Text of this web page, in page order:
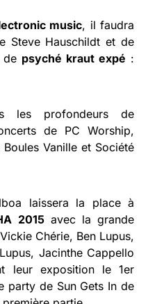
music, il faudra
Steve Hauschildt et de
de psyché kraut expé :
les profondeurs de
de PC Worship,
Vanille et Société
laissera la place à
2015avec la grande
Chérie, Ben Lupus,
Jacinthe Cappello
leur exposition le 1er
party de Sun Gets In de